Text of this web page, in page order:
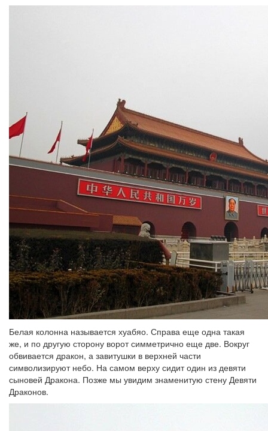
Белая колонна называется хуабяо. Справа еще одна такая
же, и по другую сторону ворот симметрично еще две. Вокруг
обвивается дракон, а завитушки в верхней части
символизируют небо. На самом верху сидит один из девяти
сыновей Дракона. Позже мы увидим знаменитую стену Девяти
Драконов.